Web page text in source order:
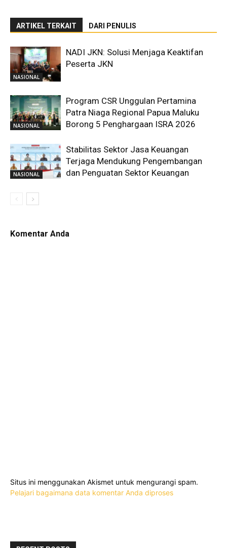
ARTIKEL TERKAIT DARI PENULIS
NASIONAL
NADI JKN: Solusi Menjaga Keaktifan
Peserta JKN
NASIONAL
Program CSR Unggulan Pertamina
Patra Niaga Regional Papua Maluku
Borong 5 Penghargaan ISRA 2026
NASIONAL
Stabilitas Sektor Jasa Keuangan
Terjaga Mendukung Pengembangan
dan Penguatan Sektor Keuangan
Komentar Anda
Situs ini menggunakan Akismet untuk mengurangi spam.
Pelajari bagaimana data komentar Anda diproses